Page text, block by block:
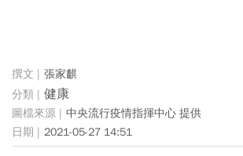
張家麒
健康
中央流行疫情指揮中心 提供
2021-05-27 14:51